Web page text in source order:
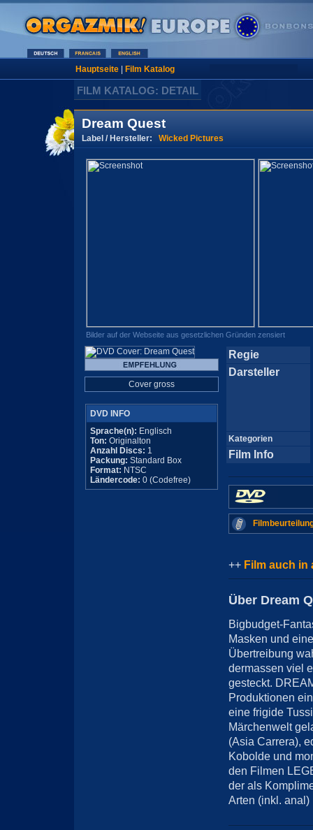
Hauptseite| Film Katalog
FILM KATALOG: DETAIL
Dream Quest
Label / Hersteller: Wicked Pictures
Bilder auf der Webseite aus gesetzlichen Gründen zensiert
Cover gross
DVD INFO
Sprache(n): Englisch
Ton: Originalton
Anzahl Discs: 1
Packung: Standard Box
Format: NTSC
Ländercode: 0 (Codefree)
Regie
Darsteller
Kategorien
Film Info
++ Film auch
Über Dream
Bigbudget-
Masken und
Übertreibung
dermassen viel
gesteckt.
Produktionen
eine frigide
Märchenwelt
(Asia Carrera),
Kobolde und
den Filmen
der als
Arten (inkl. anal)